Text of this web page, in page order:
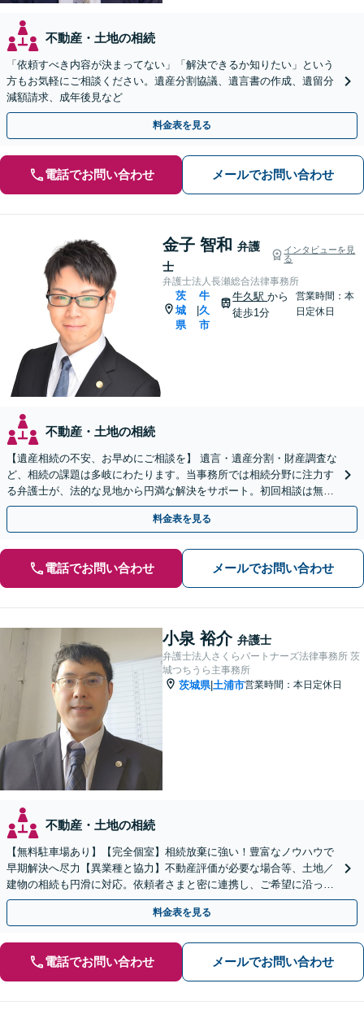
不動産・土地の相続
「依頼すべき内容が決まってない」「解決できるか知りたい」という
方もお気軽にご相談ください。遺産分割協議、遺言書の作成、遺留分
減額請求、成年後見など
料金表を見る
電話でお問い合わせ メールでお問い合わせ
金子 智和 弁護
士
インタビューを見
る
弁護士法人長瀬総合法律事務所
茨
城
県
牛
久
市
牛久駅から
徒歩1分
営業時間：本
日定休日
不動産・土地の相続
【遺産相続の不安、お早めにご相談を】 遺言・遺産分割・財産調査な
ど、相続の課題は多岐にわたります。当事務所では相続分野に注力す
る弁護士が、法的な見地から円満な解決をサポート。初回相談は無料
（予約制）です。まずは現状の整理から始めませんか？
料金表を見る
電話でお問い合わせ メールでお問い合わせ
小泉 裕介 弁護士
弁護士法人さくらパートナーズ法律事務所 茨
城つちうら主事務所
茨城県| 土浦市営業時間：本日定休日
不動産・土地の相続
【無料駐車場あり】【完全個室】相続放棄に強い！豊富なノウハウで
早期解決へ尽力【異業種と協力】不動産評価が必要な場合等、土地／
建物の相続も円滑に対応。依頼者さまと密に連携し、ご希望に沿った
相続を目指します【夜間休日対応】【土浦駅よりバス3分】
料金表を見る
電話でお問い合わせ メールでお問い合わせ